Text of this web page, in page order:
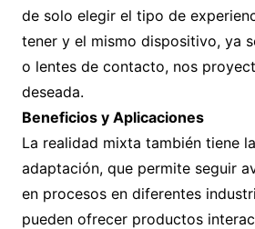
de solo elegir el tipo de
tener y el mismo dispositivo, ya
o lentes de contacto, nos
deseada.
Beneficios y Aplicaciones
La realidad mixta también tiene
adaptación, que permite seguir
en procesos en diferentes
pueden ofrecer productos